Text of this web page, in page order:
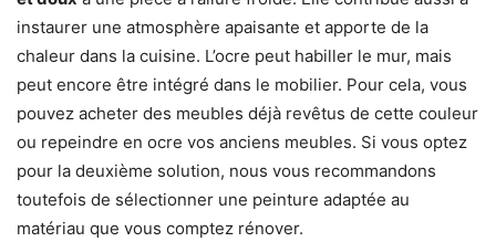
instaurer une atmosphère apaisante et apporte de la
chaleur dans la cuisine. L’ocre peut habiller le mur, mais
peut encore être intégré dans le mobilier. Pour cela, vous
pouvez acheter des meubles déjà revêtus de cette couleur
ou repeindre en ocre vos anciens meubles. Si vous optez
pour la deuxième solution, nous vous recommandons
toutefois de sélectionner une peinture adaptée au
matériau que vous comptez rénover.